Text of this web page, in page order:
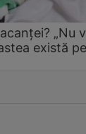
„Nu
există